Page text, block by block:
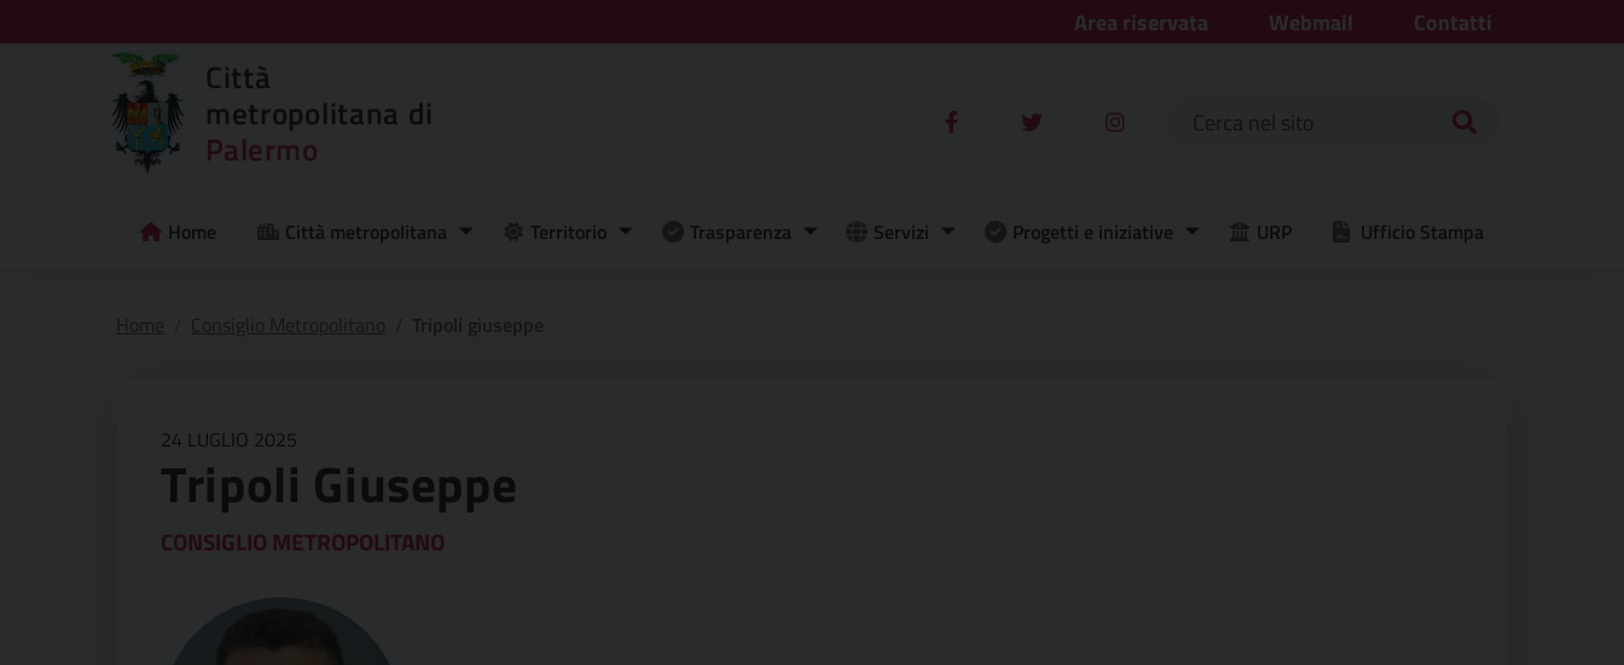
Area riservata Webmail Contatti
Città
metropolitana di
Palermo Ricerca per:
Home Città metropolitana Territorio Trasparenza Servizi Progetti e iniziative URP Ufficio Stampa
24 LUGLIO 2025
Tripoli Giuseppe
CONSIGLIO METROPOLITANO